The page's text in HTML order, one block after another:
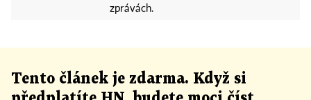
zprávách.
Tento článek je zdarma. Když si